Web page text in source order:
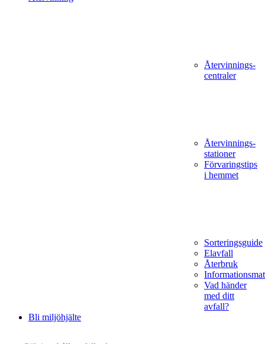
Återvinnings­
centraler
Återvinnings­
stationer
Förvaringstips
i hemmet
Sorteringsguide
Elavfall
Återbruk
Vad händer
med ditt
avfall?
Bli miljöhjälte